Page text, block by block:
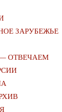
ЗАРУБЕЖЬЕ
ОТВЕЧАЕМ